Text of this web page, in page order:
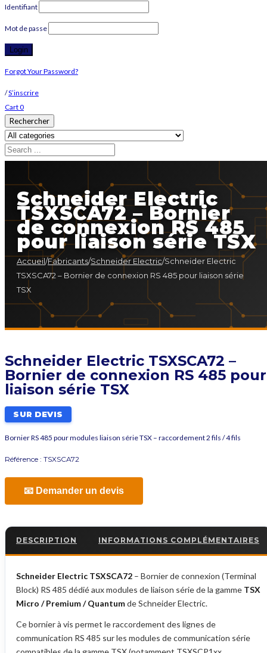
Identifiant
Mot de passe
Forgot Your Password?
/S’inscrire
Cart0
Rechercher
Schneider Electric
TSXSCA72 – Bornier
de connexion RS 485
pour liaison série TSX
Accueil/Fabricants/Schneider Electric/Schneider Electric
TSXSCA72 – Bornier de connexion RS 485 pour liaison série
TSX
Schneider Electric TSXSCA72 –
Bornier de connexion RS 485 pour
liaison série TSX
SUR DEVIS
Bornier RS 485 pour modules liaison série TSX – raccordement 2 fils / 4 fils
Référence : TSXSCA72
📧 Demander un devis
DESCRIPTION INFORMATIONS COMPLÉMENTAIRES
Schneider Electric TSXSCA72 – Bornier de connexion (Terminal
Block) RS 485 dédié aux modules de liaison série de la gamme TSX
Micro / Premium / Quantumde Schneider Electric.
Ce bornier à vis permet le raccordement des lignes de
communication RS 485 sur les modules de communication série